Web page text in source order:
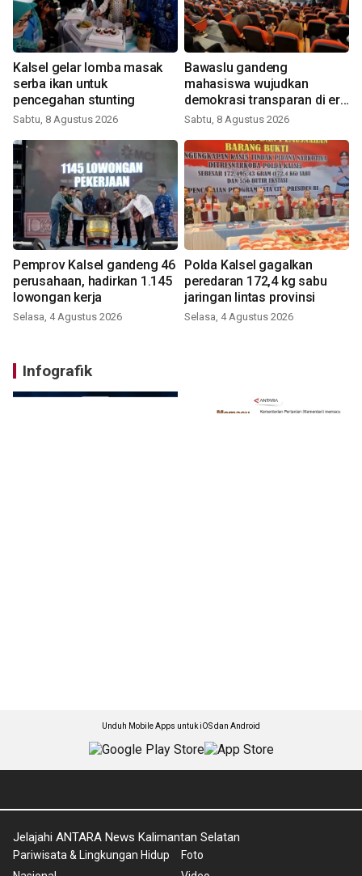
Kalsel gelar lomba masak
serba ikan untuk
pencegahan stunting
Sabtu, 8 Agustus 2026
Bawaslu gandeng
mahasiswa wujudkan
demokrasi transparan di era
digital
Sabtu, 8 Agustus 2026
Pemprov Kalsel gandeng 46
perusahaan, hadirkan 1.145
lowongan kerja
Selasa, 4 Agustus 2026
Polda Kalsel gagalkan
peredaran 172,4 kg sabu
jaringan lintas provinsi
Selasa, 4 Agustus 2026
Infografik
Unduh Mobile Apps untuk iOS dan Android
Jelajahi ANTARA News Kalimantan Selatan
Pariwisata & Lingkungan Hidup
Foto